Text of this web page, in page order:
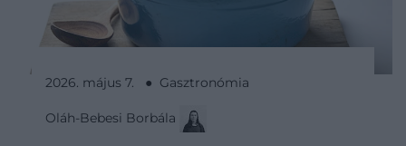
2026. május 7. ● Gasztronómia
Oláh-Bebesi Borbála